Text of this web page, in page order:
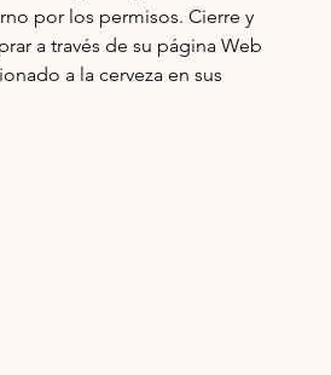
por los permisos. Cierre y
a la cerveza en sus